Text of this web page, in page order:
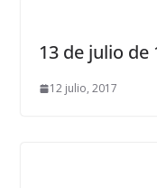
13 de julio de
12 julio, 2017